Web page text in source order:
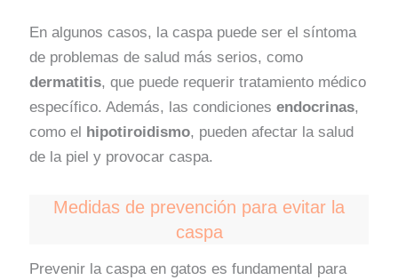
En algunos casos, la caspa puede ser el síntoma
de problemas de salud más serios, como
dermatitis, que puede requerir tratamiento médico
específico. Además, las condicionesendocrinas,
como el
hipotiroidismo, pueden afectar la salud
de la piel y provocar caspa.
Medidas de prevención para evitar la
caspa
Prevenir la caspa en gatos es fundamental para